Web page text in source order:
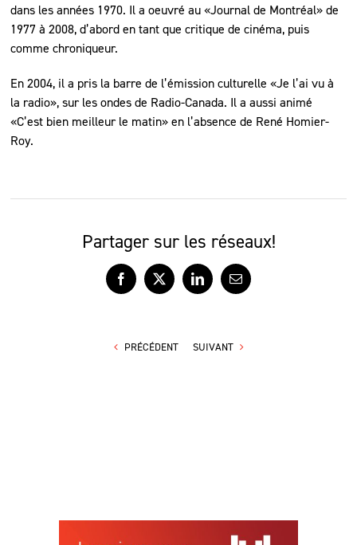
dans les années 1970. Il a oeuvré au «Journal de Montréal» de
1977 à 2008, d’abord en tant que critique de cinéma, puis
comme chroniqueur.
En 2004, il a pris la barre de l’émission culturelle «Je l’ai vu à
la radio», sur les ondes de Radio-Canada. Il a aussi animé
«C’est bien meilleur le matin» en l’absence de René Homier-
Roy.
Partager sur les réseaux!
Facebook
X LinkedInCourriel
PRÉCÉDENT SUIVANT